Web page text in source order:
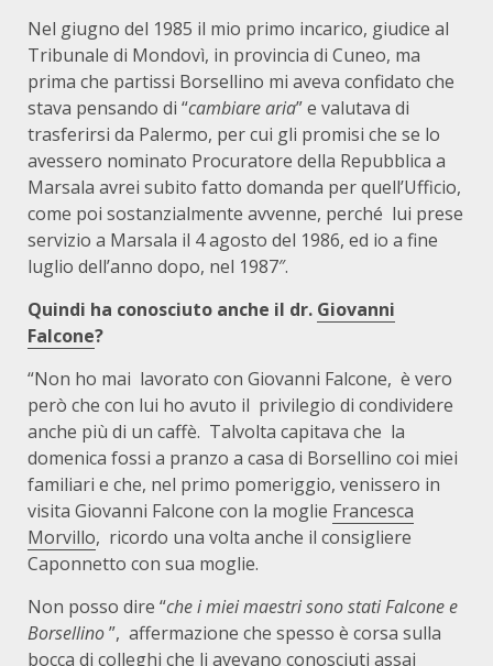
Nel giugno del 1985 il mio primo incarico, giudice al
Tribunale di Mondovì, in provincia di Cuneo, ma
prima che partissi Borsellino mi aveva confidato che
stava pensando di “cambiarearia” e valutava di
trasferirsi da Palermo, per cui gli promisi che se lo
avessero nominato Procuratore della Repubblica a
Marsala avrei subito fatto domanda per quell’Ufficio,
come poi sostanzialmente avvenne, perché lui prese
servizio a Marsala il 4 agosto del 1986, ed io a fine
luglio dell’anno dopo, nel 1987″.
Quindi ha conosciuto anche il dr. Giovanni
Falcone?
“Non ho mai lavorato con Giovanni Falcone, è vero
però che con lui ho avuto il privilegio di condividere
anche più di un caffè. Talvolta capitava che la
domenica fossi a pranzo a casa di Borsellino coi miei
familiari e che, nel primo pomeriggio, venissero in
visita Giovanni Falcone con la moglie Francesca
Morvillo, ricordo una volta anche il consigliere
Caponnetto con sua moglie.
Non posso dire “che i miei maestri sono stati Falcone e
Borsellino”, affermazione che spesso è corsa sulla
bocca di colleghi che li avevano conosciuti assai